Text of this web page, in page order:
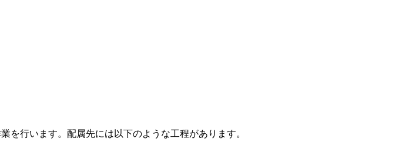
を行います。配属先には以下のような工程があります。